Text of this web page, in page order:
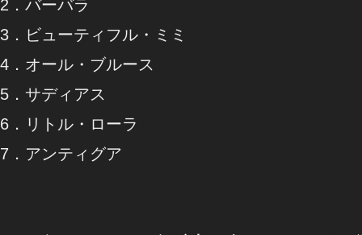
2．バーバラ
3．ビューティフル・ミミ
4．オール・ブルース
5．サディアス
6．リトル・ローラ
7．アンティグア